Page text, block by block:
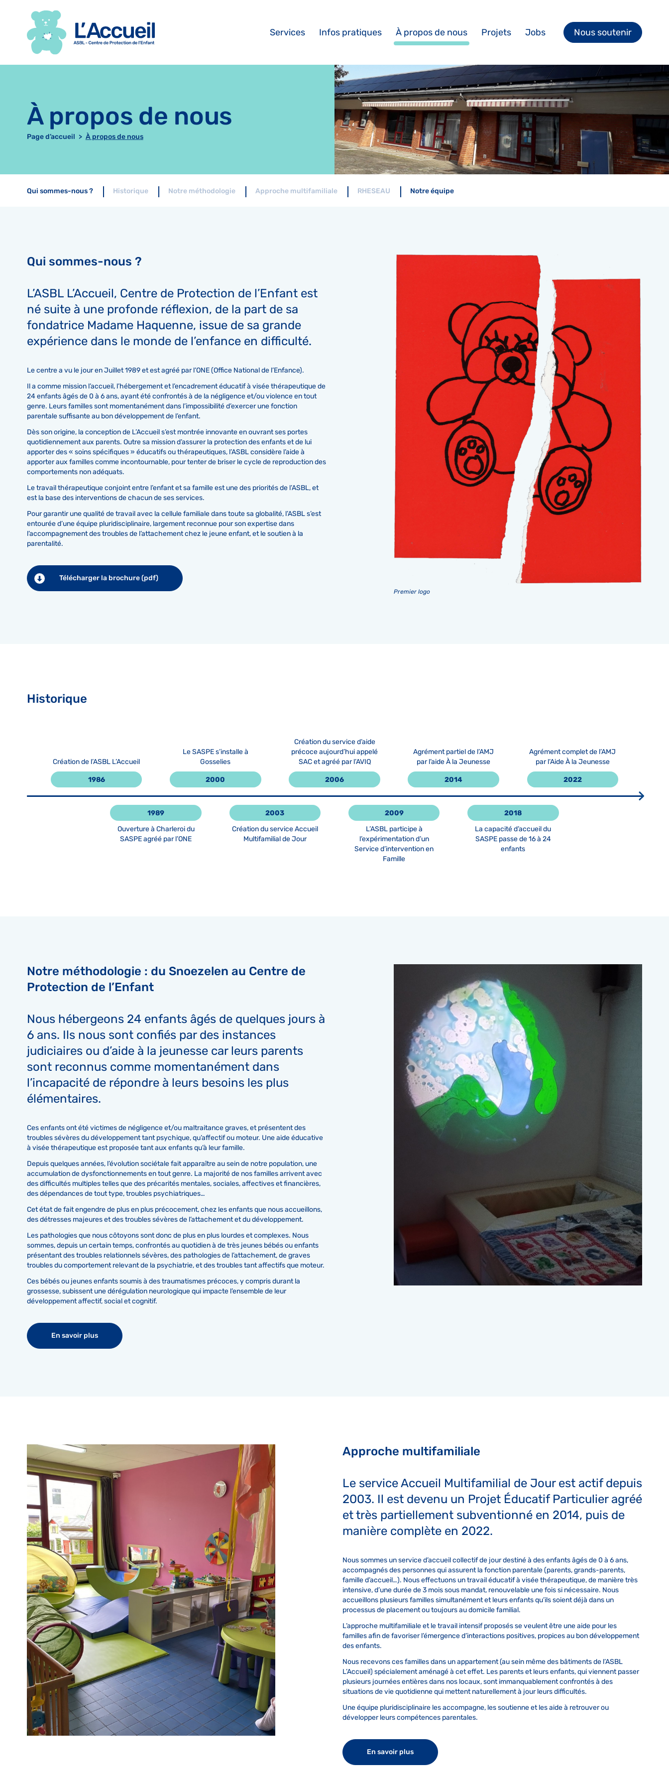
Centre de Protection de l’Enfant.
Services Infos pratiques À propos de nous Projets Jobs Nous soutenir
À propos de nous
Page d’accueil À propos de nous
Qui sommes-nous ? Historique Notre méthodologie Approche multifamiliale RHESEAU Notre équipe
Qui sommes-nous ?
L’ASBL L’Accueil, Centre de Protection de l’Enfant est
né suite à une profonde réflexion, de la part de sa
fondatrice Madame Haquenne, issue de sa grande
expérience dans le monde de l’enfance en difficulté.
Premier logo
Le centre a vu le jour en Juillet 1989 et est agréé par l’ONE (Office National de l’Enfance).
Il a comme mission l’accueil, l’hébergement et l’encadrement éducatif à visée thérapeutique de
24 enfants âgés de 0 à 6 ans, ayant été confrontés à de la négligence et/ou violence en tout
genre. Leurs familles sont momentanément dans l’impossibilité d’exercer une fonction
parentale suffisante au bon développement de l’enfant.
Dès son origine, la conception de L’Accueil s’est montrée innovante en ouvrant ses portes
quotidiennement aux parents. Outre sa mission d’assurer la protection des enfants et de lui
apporter des « soins spécifiques » éducatifs ou thérapeutiques, l’ASBL considère l’aide à
apporter aux familles comme incontournable, pour tenter de briser le cycle de reproduction des
comportements non adéquats.
Le travail thérapeutique conjoint entre l’enfant et sa famille est une des priorités de l’ASBL, et
est la base des interventions de chacun de ses services.
Pour garantir une qualité de travail avec la cellule familiale dans toute sa globalité, l’ASBL s’est
entourée d’une équipe pluridisciplinaire, largement reconnue pour son expertise dans
l’accompagnement des troubles de l’attachement chez le jeune enfant, et le soutien à la
parentalité.
Télécharger la brochure (pdf)
Historique
1986
Création de l’ASBL L’Accueil
1989
Ouverture à Charleroi du
SASPE agréé par l’ONE
2000
Le SASPE s’installe à
Gosselies
2003
Création du service Accueil
Multifamilial de Jour
2006
Création du service d’aide
précoce aujourd’hui appelé
SAC et agréé par l’AVIQ
2009
L’ASBL participe à
l’expérimentation d’un
Service d’intervention en
Famille
2014
Agrément partiel de l’AMJ
par l’aide À la Jeunesse
2018
La capacité d’accueil du
SASPE passe de 16 à 24
enfants
2022
Agrément complet de l’AMJ
par l’Aide À la Jeunesse
Notre méthodologie : du Snoezelen au Centre de
Protection de l’Enfant
Nous hébergeons 24 enfants âgés de quelques jours à
6 ans. Ils nous sont confiés par des instances
judiciaires ou d’aide à la jeunesse car leurs parents
sont reconnus comme momentanément dans
l’incapacité de répondre à leurs besoins les plus
élémentaires.
Ces enfants ont été victimes de négligence et/ou maltraitance graves, et présentent des
troubles sévères du développement tant psychique, qu’affectif ou moteur. Une aide éducative
à visée thérapeutique est proposée tant aux enfants qu’à leur famille.
Depuis quelques années, l’évolution sociétale fait apparaître au sein de notre population, une
accumulation de dysfonctionnements en tout genre. La majorité de nos familles arrivent avec
des difficultés multiples telles que des précarités mentales, sociales, affectives et financières,
des dépendances de tout type, troubles psychiatriques…
Cet état de fait engendre de plus en plus précocement, chez les enfants que nous accueillons,
des détresses majeures et des troubles sévères de l’attachement et du développement.
Les pathologies que nous côtoyons sont donc de plus en plus lourdes et complexes. Nous
sommes, depuis un certain temps, confrontés au quotidien à de très jeunes bébés ou enfants
présentant des troubles relationnels sévères, des pathologies de l’attachement, de graves
troubles du comportement relevant de la psychiatrie, et des troubles tant affectifs que moteur.
Ces bébés ou jeunes enfants soumis à des traumatismes précoces, y compris durant la
grossesse, subissent une dérégulation neurologique qui impacte l’ensemble de leur
développement affectif, social et cognitif.
En savoir plus
Approche multifamiliale
Le service Accueil Multifamilial de Jour est actif depuis
2003. Il est devenu un Projet Éducatif Particulier agréé
et très partiellement subventionné en 2014, puis de
manière complète en 2022.
Nous sommes un service d’accueil collectif de jour destiné à des enfants âgés de 0 à 6 ans,
accompagnés des personnes qui assurent la fonction parentale (parents, grands-parents,
famille d’accueil…). Nous effectuons un travail éducatif à visée thérapeutique, de manière très
intensive, d’une durée de 3 mois sous mandat, renouvelable une fois si nécessaire. Nous
accueillons plusieurs familles simultanément et leurs enfants qu’ils soient déjà dans un
processus de placement ou toujours au domicile familial.
L’approche multifamiliale et le travail intensif proposés se veulent être une aide pour les
familles afin de favoriser l’émergence d’interactions positives, propices au bon développement
des enfants.
Nous recevons ces familles dans un appartement (au sein même des bâtiments de l’ASBL
L’Accueil) spécialement aménagé à cet effet. Les parents et leurs enfants, qui viennent passer
plusieurs journées entières dans nos locaux, sont immanquablement confrontés à des
situations de vie quotidienne qui mettent naturellement à jour leurs difficultés.
Une équipe pluridisciplinaire les accompagne, les soutienne et les aide à retrouver ou
développer leurs compétences parentales.
En savoir plus